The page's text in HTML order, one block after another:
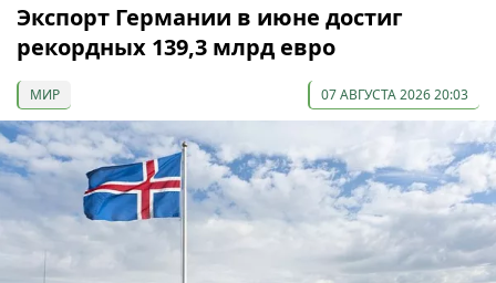
Экспорт Германии в июне достиг
рекордных 139,3 млрд евро
МИР 07 АВГУСТА 2026 20:03